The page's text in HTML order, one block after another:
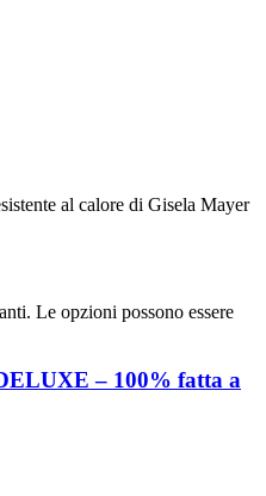
Le opzioni possono essere
– 100% fatta a